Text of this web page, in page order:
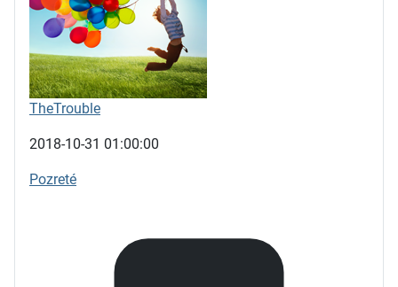
TheTrouble
2018-10-31 01:00:00
Pozreté